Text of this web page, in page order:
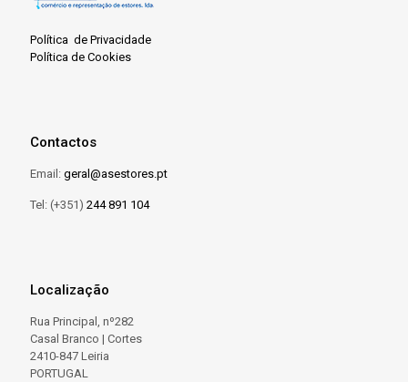
Política de Privacidade
Política de Cookies
Contactos
Email: geral@asestores.pt
Tel: (+351) 244 891 104
Localização
Rua Principal, nº282
Casal Branco | Cortes
2410-847 Leiria
PORTUGAL